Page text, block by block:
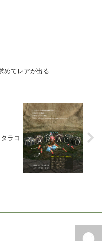
めてレアが出る
ラコ